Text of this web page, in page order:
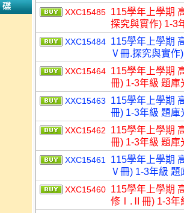
碟
XXC15485 115學年上學期
探究與實作) 1-3
XXC15484 115學年上學期
Ⅴ冊.探究與實作
XXC15464 115學年上學期
冊) 1-3年級 題庫
XXC15463
115學年上學期
冊) 1-3年級 題庫
XXC15462
115學年上學期
冊) 1-3年級 題庫
XXC15461
115學年上學期
Ⅴ冊) 1-3年級 題
XXC15460 115學年上學期
修Ⅰ.Ⅱ冊) 1-3年